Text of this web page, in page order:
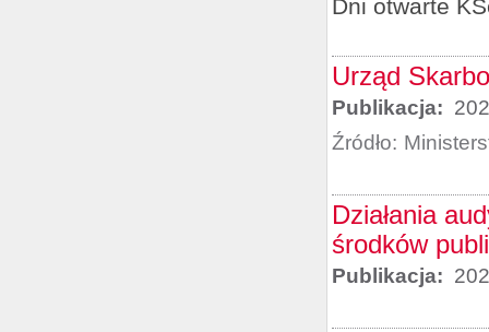
Dni otwarte
Urząd
Publikacja:
Źródło:
Działania
środków
Publikacja: